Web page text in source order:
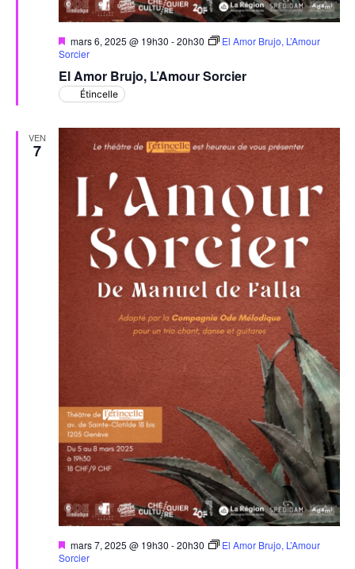
El Amor Brujo, L’Amour Sorcier
Mis
en
mars 6, 2025 @ 19h30 -20h30
El Amor Brujo, L’Amour
Sorcier
Étincelle
VEN
7
Mis
en
mars 7, 2025 @ 19h30 -20h30
El Amor Brujo, L’Amour
Sorcier